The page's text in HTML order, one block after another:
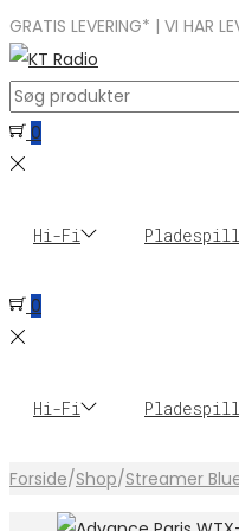
GRATIS LEVERING* | VI HAR
Search
for:>
0
Hi-Fi
0
Hi-Fi
Forside/Shop/Streamer